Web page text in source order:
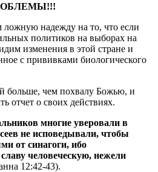
ложную надежду на то, что если
политиков на выборах на
изменения в этой стране и
с прививками биологического
больше, чем похвалу Божью, и
отчет о своих действиях.
многие уверовали в
не исповедывали, чтобы
от синагоги, ибо
человеческую, нежели
12:42-43).